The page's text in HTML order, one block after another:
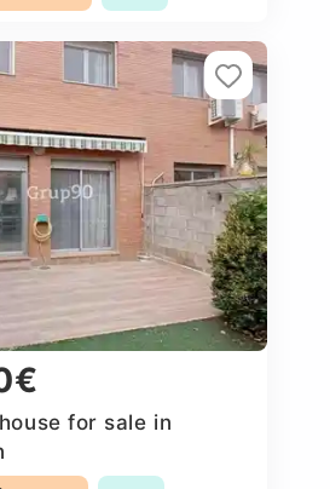
for sale in